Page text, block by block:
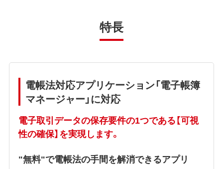
特長
電帳法対応アプリケーション「電子帳簿
マネージャー」に対応
電子取引データの保存要件の1つである【可視
性の確保】を実現します。
"無料"で電帳法の手間を解消できるアプリ